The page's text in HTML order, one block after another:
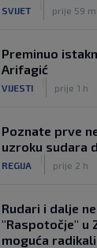
SVIJET prije 59
Preminuo
Arifagić
VIJESTI prije 1 h
Poznate prve
uzroku sudara
REGIJA prije 2 h
Rudari i dalje
"Raspotočje" u
moguća